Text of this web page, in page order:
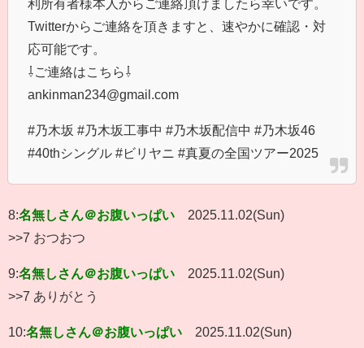
利所有者様本人からご連絡頂けましたら幸いです。
Twitterからご連絡を頂きますと、速やかに確認・対
応可能です。
⇩ご連絡はこちら⇩
ankinman234@gmail.com
#乃木坂 #乃木坂工事中 #乃木坂配信中 #乃木坂46
#40thシングル #ビリヤニ #真夏の全国ツアー2025
8:名無しさん＠お腹いっぱい
2025.11.02(Sun)
>>7 おつおつ
9:名無しさん＠お腹いっぱい
2025.11.02(Sun)
>>7 ありがとう
10:名無しさん＠お腹いっぱい
2025.11.02(Sun)